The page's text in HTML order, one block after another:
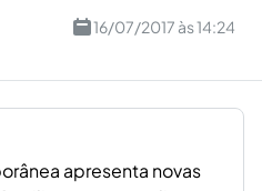
16/07/2017 às 14:24
apresenta novas